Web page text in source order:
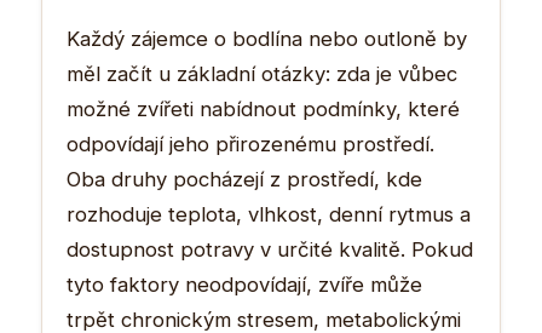
Každý zájemce o bodlína nebo outloně by
měl začít u základní otázky: zda je vůbec
možné zvířeti nabídnout podmínky, které
odpovídají jeho přirozenému prostředí.
Oba druhy pocházejí z prostředí, kde
rozhoduje teplota, vlhkost, denní rytmus a
dostupnost potravy v určité kvalitě. Pokud
tyto faktory neodpovídají, zvíře může
trpět chronickým stresem, metabolickými